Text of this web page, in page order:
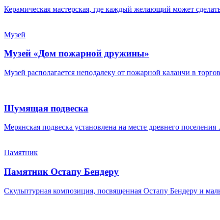
Керамическая мастерская, где каждый желающий может
Музей
Музей «Дом пожарной дружины»
Музей располагается неподалеку от пожарной каланчи в
Шумящая подвеска
Мерянская подвеска установлена на месте древнего
Памятник
Памятник Остапу Бендеру
Скульптурная композиция, посвященная Остапу Бендеру и